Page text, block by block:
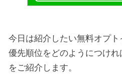
今日は紹介したい無料オプ
優先順位をどのようにつけ
をご紹介します。